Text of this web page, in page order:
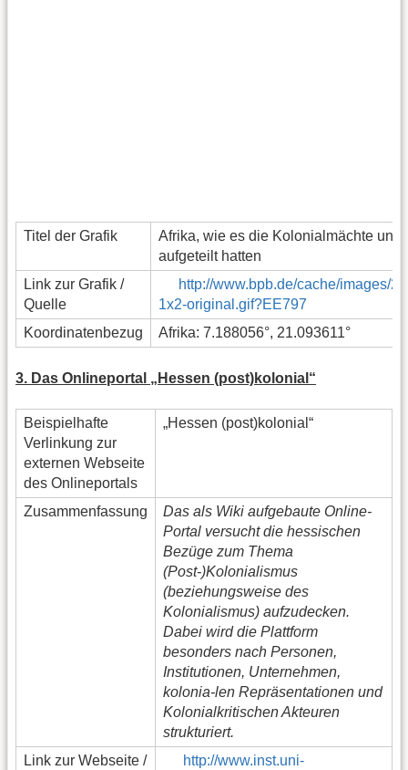
Titel der Grafik
Afrika, wie es die Kolonialmächte
aufgeteilt hatten
Link zur Grafik /
Quelle
http://www.bpb.de/cache/images/2/
1x2-original.gif?EE797
Koordinatenbezug
Afrika: 7.188056°, 21.093611°
3. Das Onlineportal „Hessen (post)kolonial“
Beispielhafte
Verlinkung zur
externen Webseite
des Onlineportals
„Hessen (post)kolonial“
Zusammenfassung
Das als Wiki aufgebaute Online-
Portal versucht die hessischen
Bezüge zum Thema
(Post-)Kolonialismus
(beziehungsweise des
Kolonialismus) aufzudecken.
Dabei wird die Plattform
besonders nach Personen,
Institutionen, Unternehmen,
kolonia-len Repräsentationen und
Kolonialkritischen Akteuren
strukturiert.
Link zur Webseite /
http://www.inst.uni-